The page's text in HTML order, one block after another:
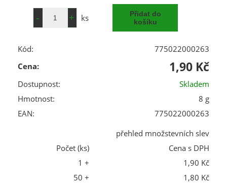
ks
Kód:
775022000263
Cena:
1,90 Kč
Dostupnost:
Skladem
Hmotnost:
8 g
EAN:
775022000263
přehled množstevních slev
Počet (ks)
Cena s DPH
1 +
1,90 Kč
50 +
1,80 Kč